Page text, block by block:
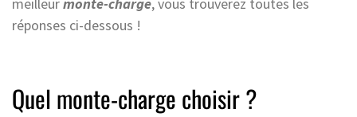
réponses ci-dessous !
Quel monte-charge choisir ?